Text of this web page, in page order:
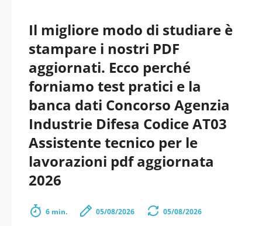
Il migliore modo di studiare è
stampare i nostri PDF
aggiornati. Ecco perché
forniamo test pratici e la
banca dati Concorso Agenzia
Industrie Difesa Codice AT03
Assistente tecnico per le
lavorazioni pdf aggiornata
2026
6 min. 05/08/2026 05/08/2026